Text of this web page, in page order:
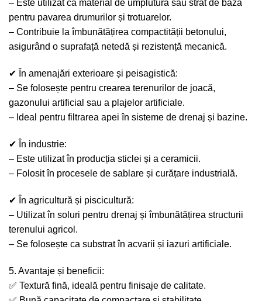
– Este utilizat ca material de umplutură sau strat de bază
pentru pavarea drumurilor și trotuarelor.
– Contribuie la îmbunătățirea compactității betonului,
asigurând o suprafață netedă și rezistență mecanică.
✔ În amenajări exterioare și peisagistică:
– Se folosește pentru crearea terenurilor de joacă,
gazonului artificial sau a plajelor artificiale.
– Ideal pentru filtrarea apei în sisteme de drenaj și bazine.
✔ În industrie:
– Este utilizat în producția sticlei și a ceramicii.
– Folosit în procesele de sablare și curățare industrială.
✔ În agricultură și piscicultură:
– Utilizat în soluri pentru drenaj și îmbunătățirea structurii
terenului agricol.
– Se folosește ca substrat în acvarii și iazuri artificiale.
5. Avantaje și beneficii:
✅ Textură fină, ideală pentru finisaje de calitate.